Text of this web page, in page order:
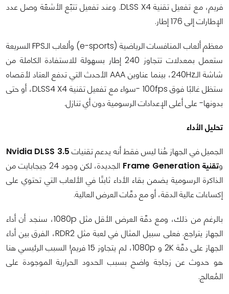
فريم، مع تفعيل تقنية DLSS X4. وعند تفعيل تتبّع الأشعّة وصل عدد
الإطارات إلى 176 إطار.
معظم ألعاب المنافسات الرياضية (e-sports) وألعاب الـFPS السريعة
ستعمل بمعدلات تتجاوز 240 إطار بسهولة للاستفادة الكاملة من
شاشة الـ240Hz، بينما عناوين AAA الأحدث التي تدفع العتاد لأقصاه
ستظل غالبًا فوق 100fps -سواء مع تفعيل تقنية DLSS4 X4، أو حتى
بدونها- على أعلى الإعدادات الرسومية دون أي تنازل.
تحليل الأداء
الجميل في الجهاز هُنا ليس فقط أنه يدعم تقنيات Nvidia DLSS 3.5
وتقنية Frame Generation
الجديدة، لكن وجود 24 جيجابايت من
الذاكرة الرسومية يضمن بقاء الأداء ثابتًا في الألعاب التي تحتوي على
إكساءات عالية الدقة، أو مع دقّات العرض العالية.
بالرغم من ذلك، ومع دقّة العرض الأقل مثل 1080p، سنجد أن أداء
الجهاز يتراجع. فعلى سبيل المثال في لعبة مثل RDR2، الفرق بين أداء
الجهاز على دقّة 2K و 1080p، لم يتجاوز 15 فريم! السبب الرئيسي هنا
هو حدوث عن زجاجة واضح بسبب الحدود الحرارية الموجودة على
المُعالج.